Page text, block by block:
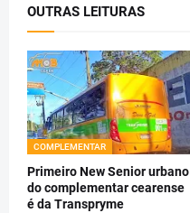
OUTRAS LEITURAS
COMPLEMENTAR
Primeiro New Senior urbano
do complementar cearense
é da Transpryme